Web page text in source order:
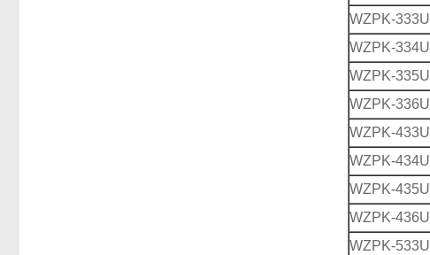
WZPK-333U
WZPK-334U
WZPK-335U
WZPK-336U
WZPK-433U
WZPK-434U
WZPK-435U
WZPK-436U
WZPK-533U